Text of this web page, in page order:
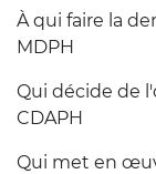
À qui faire la
MDPH
Qui décide de
CDAPH
Qui met en